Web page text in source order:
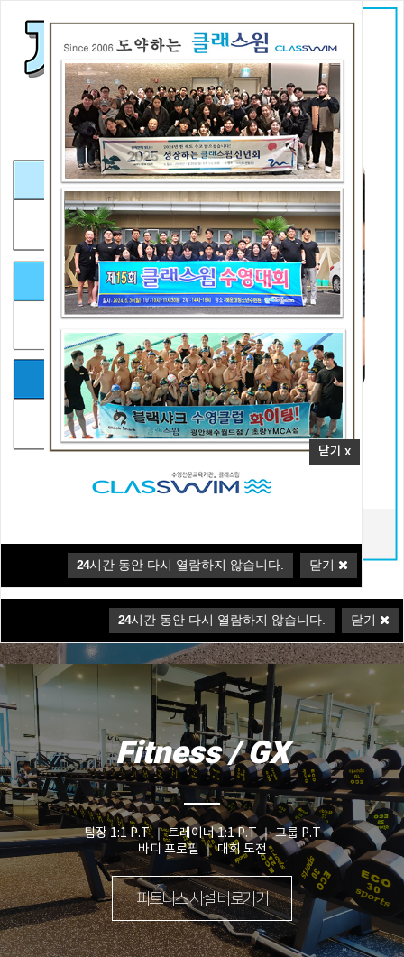
24시간 동안 다시 열람하지 않습니다. 닫기
24시간 동안 다시 열람하지 않습니다. 닫기
닫기 x
since 2
클래 윔
잘 가르치는 " 본 안전은 "필수"
시설안내 프로그램소개 유소년스포츠 지도자소개
일일요금안내 프로그램예약 오시는길 셔틀버스노선
Swimming pool
천연해수를 기반으로 한 인공해수 수영장에서
시설안내 바로가기
Fitness / GX
팀장 1:1 P.T ｜ 트레이너 1:1 P.T ｜ 그룹 P.T
바디 프로필 ｜ 대회 도전
피트니스 시설 바로가기